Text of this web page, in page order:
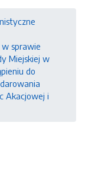
sprawie
Miejskiej w
do
Akacjowej i